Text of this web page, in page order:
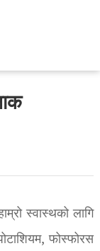
स्वास्थको लागि
फोस्फोरस